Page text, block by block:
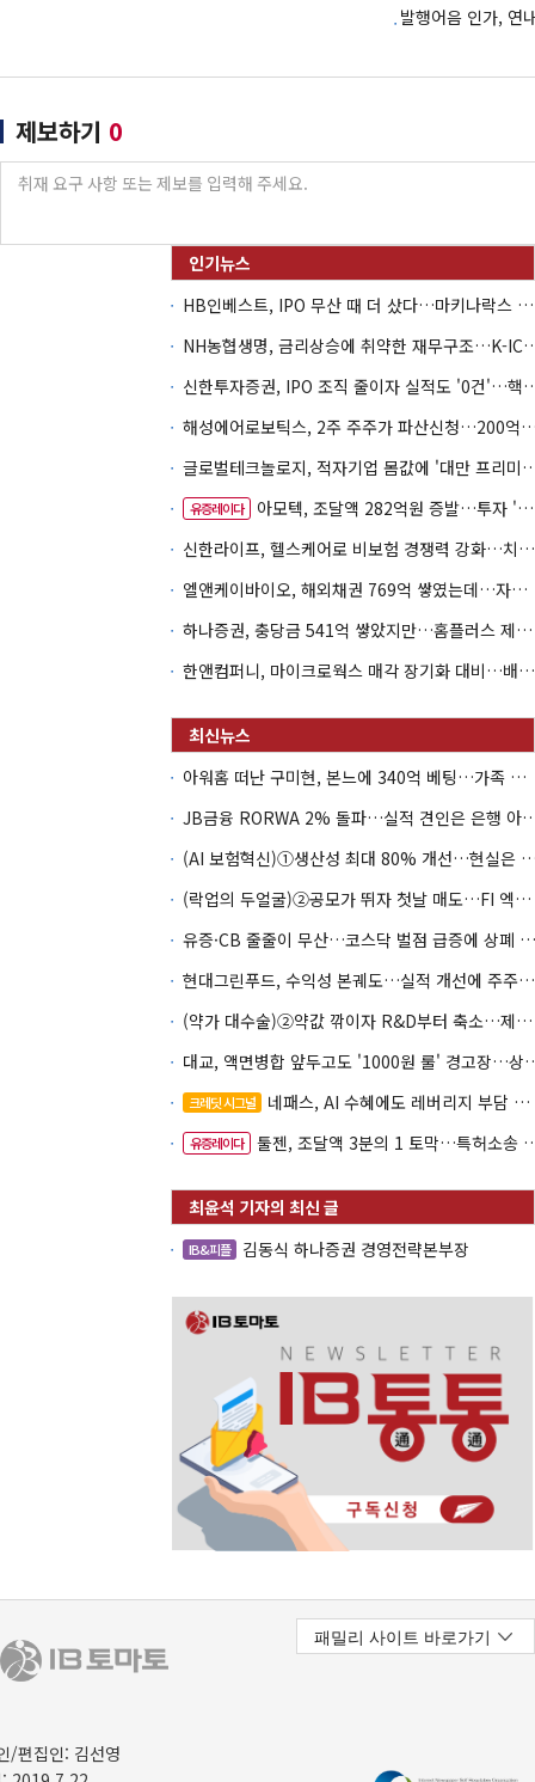
발행어음 인가, 연
제보하기 0
HB인베스트, IPO 무산 때 더 샀다…마키나락스 투자 2.7배 회수
NH농협생명, 금리상승에 취
신한투자증권, IPO 조직 줄
해성에어로보틱스, 2주 주주가 파산
글로벌테크놀로지, 적자기업 몸값
유증레이다
아모텍, 조달액 282억원 증발…투자 '속도 조절' 불가피
신한라이프, 헬스케어로 비보험 경쟁력 강화…치매·간병 공략
엘앤케이바이오, 해외채권 769억 쌓였는데…자회사 4곳 자본잠식
하나증권, 충당금 541억 쌓았지만…홈플러스 제재는 추가 비용 불씨
한앤컴퍼니, 마이크로웍스 매각 장기화 대비…배당 회수판 깔았다
아워홈 떠난 구미현, 본느에 340억 베팅…가족 지배체제 구축
JB금융 RORWA 2% 돌파…실
(AI 보험혁신)①생산성 최대 80%
(락업의 두얼굴)②공모가 뛰자 첫날 매도…FI 엑시트 전략 갈렸다
유증·CB 줄줄이 무산…코스닥 벌점 급증에 상폐 압박
현대그린푸드, 수익성 본궤도…실적 개선에 주주환원까지
(약가 대수술)②약값 깎이자 R&D부터 축소…제약업계 비상경영 돌입
대교, 액면병합 앞두고
크레딧 시그널 네패스, AI 수혜에도 레버리지 부담 여전
유증레이다 툴젠, 조달액 3분의 1 토막…특허소송 비용부터 챙긴다
IB&피플 김동식 하나증권 경영전략본부장
/편집인: 김선영